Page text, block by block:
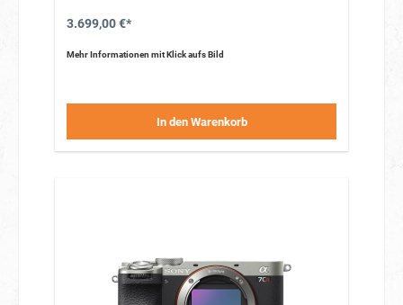
3.699,00 €*
Mehr Informationen mit Klick aufs Bild
In den Warenkorb